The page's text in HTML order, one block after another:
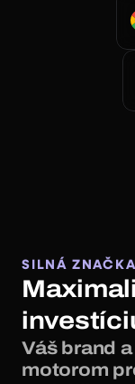
SILNÁ
Váš brand
motorom